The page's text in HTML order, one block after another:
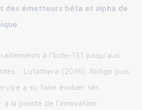
des émetteurs bêta et alpha de
à l’Iode-131 jusqu’aux
: Lutathera (2016), Xofigo puis
a su faire évoluer ses
la pointe de l’innovation